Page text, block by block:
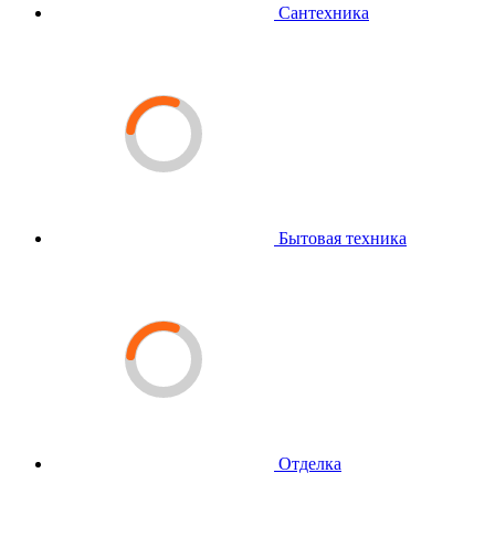
Сантехника
Бытовая техника
Отделка